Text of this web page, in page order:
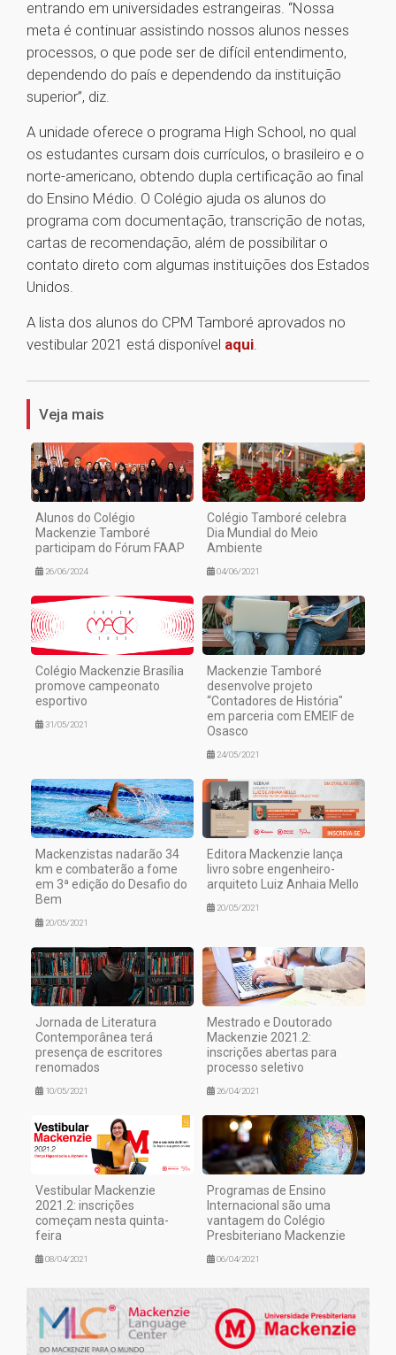
entrando em universidades estrangeiras. “Nossa
meta é continuar assistindo nossos alunos nesses
processos, o que pode ser de difícil entendimento,
dependendo do país e dependendo da instituição
superior”, diz.
A unidade oferece o programa High School, no qual
os estudantes cursam dois currículos, o brasileiro e o
norte-americano, obtendo dupla certificação ao final
do Ensino Médio. O Colégio ajuda os alunos do
programa com documentação, transcrição de notas,
cartas de recomendação, além de possibilitar o
contato direto com algumas instituições dos Estados
Unidos.
A lista dos alunos do CPM Tamboré aprovados no
vestibular 2021 está disponível aqui.
1
Veja mais
Alunos do Colégio
Mackenzie Tamboré
participam do Fórum FAAP
26/06/2024
Colégio Tamboré celebra
Dia Mundial do Meio
Ambiente
04/06/2021
Colégio Mackenzie Brasília
promove campeonato
esportivo
31/05/2021
Mackenzie Tamboré
desenvolve projeto
“Contadores de História"
em parceria com EMEIF de
Osasco
24/05/2021
Mackenzistas nadarão 34
km e combaterão a fome
em 3ª edição do Desafio do
Bem
20/05/2021
Editora Mackenzie lança
livro sobre engenheiro-
arquiteto Luiz Anhaia Mello
20/05/2021
Jornada de Literatura
Contemporânea terá
presença de escritores
renomados
10/05/2021
Mestrado e Doutorado
Mackenzie 2021.2:
inscrições abertas para
processo seletivo
26/04/2021
Vestibular Mackenzie
2021.2: inscrições
começam nesta quinta-
feira
08/04/2021
Programas de Ensino
Internacional são uma
vantagem do Colégio
Presbiteriano Mackenzie
06/04/2021